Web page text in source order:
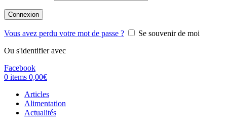
Connexion
Vous avez perdu votre mot de passe ?
Se souvenir de moi
Ou s'identifier avec
Facebook
0 items 0,00€
Articles
Alimentation
Actualités